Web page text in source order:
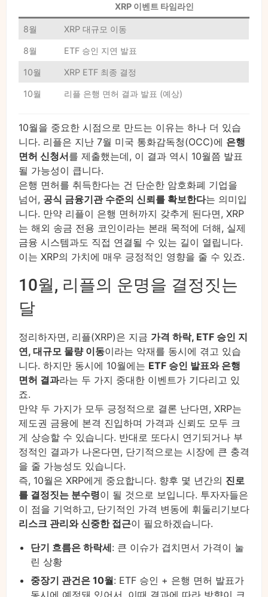
XRP 이벤트 타임라인
8월 XRP 대규모 이동
8월 ETF 승인 지연 발표
10월 XRP ETF 최종 결정
10월 리플 은행 면허 결과 발표 (예상)
10월을 중요한 시점으로 만드는 이유는 하나 더 있습
니다. 리플은 지난 7월 미국 통화감독청(OCC)에 은행
면허 신청서를 제출했는데, 이 결과 역시 10월쯤 발표
될 가능성이 큽니다.
은행 면허를 취득한다는 건 단순한 암호화폐 기업을
넘어, 공식 금융기관 수준의 신뢰를 확보한다는 의미입
니다. 만약 리플이 은행 면허까지 갖추게 된다면, XRP
는 해외 송금 전용 코인이라는 본래 목적에 더해, 실제
금융 시스템과도 직접 연결될 수 있는 길이 열립니다.
이는 XRP의 가치에 매우 긍정적인 영향을 줄 수 있죠.
10월, 리플의 운명을 결정짓는
달
정리하자면, 리플(XRP)은 지금 가격 하락, ETF 승인 지
연, 대규모 물량 이동이라는 악재를 동시에 겪고 있습
니다. 하지만 동시에 10월에는 ETF 승인 발표와 은행
면허 결과라는 두 가지 중대한 이벤트가 기다리고 있
죠.
만약 두 가지가 모두 긍정적으로 결론 난다면, XRP는
제도권 금융에 본격 진입하며 가격과 신뢰도 모두 크
게 상승할 수 있습니다. 반대로 또다시 연기되거나 부
정적인 결과가 나온다면, 단기적으로는 시장에 큰 충격
을 줄 가능성도 있습니다.
즉, 10월은 XRP에게 중요합니다. 향후 몇 년간의 진로
를 결정짓는 분수령이 될 것으로 보입니다. 투자자들은
이 점을 기억하고, 단기적인 가격 변동에 휘둘리기보다
리스크 관리와 신중한 접근이 필요하겠습니다.
단기 흐름은 하락세: 큰 이슈가 겹치면서 가격이 눌
린 상황
중장기 관건은 10월: ETF 승인 + 은행 면허 발표가
동시에 예정돼 있어서, 이때 결과에 따라 방향이 크